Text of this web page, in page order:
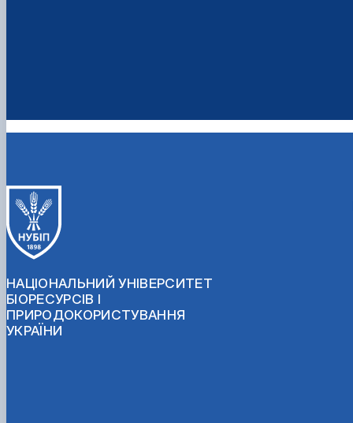
НАЦІОНАЛЬНИЙ УНІВЕРСИТЕТ
БІОРЕСУРСІВ І
ПРИРОДОКОРИСТУВАННЯ
УКРАЇНИ